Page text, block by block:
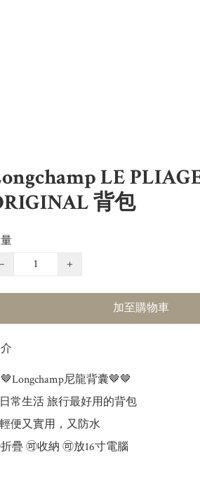
LE
背包
+
加至購物車
尼龍背囊🤎🤎
常生活 旅行最好用的背包
便又實用，又防水